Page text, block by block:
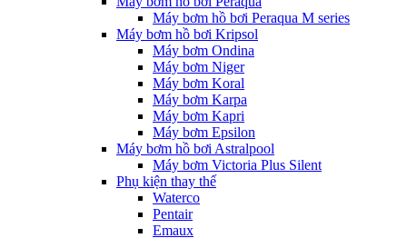
Máy bơm hồ bơi Peraqua M series
Máy bơm hồ bơi Kripsol
Máy bơm Ondina
Máy bơm Niger
Máy bơm Koral
Máy bơm Karpa
Máy bơm Kapri
Máy bơm Epsilon
Máy bơm hồ bơi Astralpool
Máy bơm Victoria Plus Silent
Phụ kiện thay thế
Waterco
Pentair
Emaux